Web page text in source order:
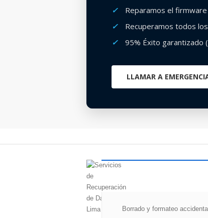
✓
Reparamos el
✓
Recuperamos todos
✓
95% Éxito garantizado
LLAMAR A
Borrado y formateo accidental